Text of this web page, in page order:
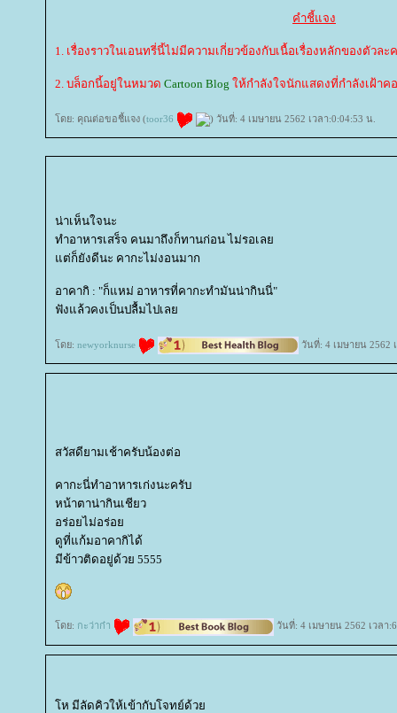
คำชี้แจง
1. เรื่องราวในเอนทรี่นี้ไม่มีความเกี่ยวข้องกับเนื้อเรื่องหลักของตัวละ
2. บล็อกนี้อยู่ในหมวด Cartoon Blog ห้กำลังใจนักแสดงที่กำลังเฝ้าค
ดย: คุณต่อขอชี้แจง (toor36 ) วันที่: 4 เมษายน 2562 เวลา:0:04:53 น.
น่าเห็นใจนะ
ทำอาหารเสร็จ คนมาถึงก็ทานก่อน ไม่รอเล
ต่ก็ยังดีนะ คากะไม่งอนมาก
อาคากิ : "ก็แหม่ อาหารที่คากะทำมันน่ากินนี่"
ฟังแล้วคงเป็นปลื้มไปเล
ดย: newyorknurse วันที่: 4 เมษายน 2562
สวัสดียามเช้าครับน้องต่อ
คากะนี่ทำอาหารเก่งนะครับ
หน้าตาน่ากินเชียว
อร่อยไม่อร่อ
ดูที่แก้มอาคากิได้
มีข้าวติดอยู่ด้วย 5555
ดย: กะว่าก๋า วันที่: 4 เมษายน 2562 เวลา
ห มีลัดคิวให้เข้ากับโจทย์ด้ว